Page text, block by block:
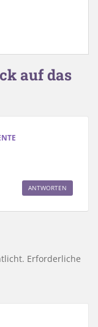
auf das
ANTWORTEN
Erforderliche